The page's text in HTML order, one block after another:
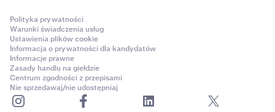
Polityka prywatności
Warunki świadczenia usług
Ustawienia plików cookie
Informacja o prywatności dla kandydatów
Informacje prawne
Zasady handlu na giełdzie
Centrum zgodności z przepisami
Nie sprzedawaj/nie udostępniaj